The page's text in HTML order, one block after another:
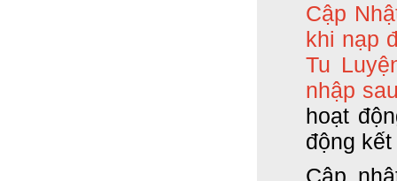
Cập
khi nạp
Tu
nhập
hoạt
động
Cập